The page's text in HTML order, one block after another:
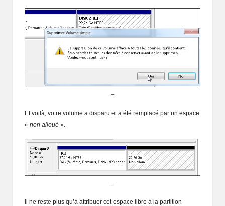
–
Et voilà, votre volume a disparu et a été remplacé par un espace
« non alloué ».
–
Il ne reste plus qu’à attribuer cet espace libre à la partition